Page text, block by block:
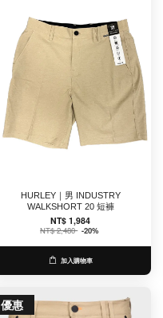
HURLEY｜男 INDUSTRY
WALKSHORT 20 短褲
NT$ 1,984
NT$ 2,480 -20%
加入購物車
優惠